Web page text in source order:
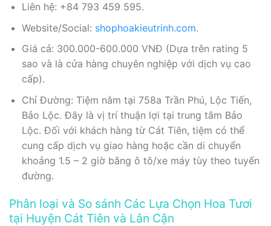
Liên hệ: +84 793 459 595.
Website/Social: shophoakieutrinh.com.
Giá cả: 300.000-600.000 VNĐ (Dựa trên rating 5
sao và là cửa hàng chuyên nghiệp với dịch vụ cao
cấp).
Chỉ Đường: Tiệm nằm tại 758a Trần Phú, Lộc Tiến,
Bảo Lộc. Đây là vị trí thuận lợi tại trung tâm Bảo
Lộc. Đối với khách hàng từ Cát Tiên, tiệm có thể
cung cấp dịch vụ giao hàng hoặc cần di chuyển
khoảng 1.5 – 2 giờ bằng ô tô/xe máy tùy theo tuyến
đường.
Phân loại và So sánh Các Lựa Chọn Hoa Tươi
tại Huyện Cát Tiên và Lân Cận